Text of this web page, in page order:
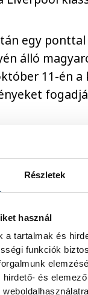
Részletek
használ
a tartalmak és
funkciók
és
egy
álló
11-én
az első
Kanadában
amelyen
márciusi
a vb-